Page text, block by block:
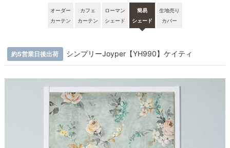
オーダー
カーテン
カフェ
カーテン
ローマン
シェード
簡易
シェード
生地売り
カバー
約5営業日後出荷 シンプリーJoyper【YH990】ケイティ